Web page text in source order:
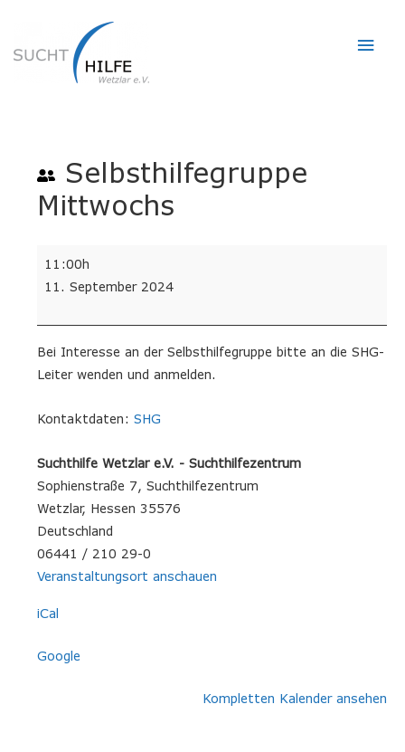
Selbsthilfegruppe
Mittwochs
Selbsthilfegruppe
11:00h
11. September 2024
Bei Interesse an der Selbsthilfegruppe bitte an die SHG-
Leiter wenden und anmelden.
Kontaktdaten: SHG
Suchthilfe Wetzlar e.V. - Suchthilfezentrum
Sophienstraße 7
Suchthilfezentrum
Wetzlar, Hessen 35576
Deutschland
06441 / 210 29-0
Veranstaltungsort anschauen
iCal
Google
Kompletten Kalender ansehen